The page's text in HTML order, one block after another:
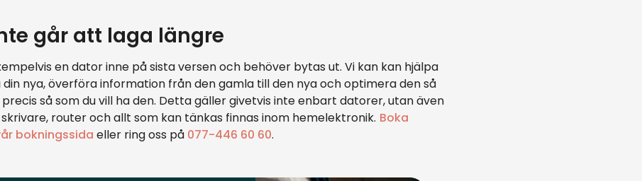
går att laga längre
en dator inne på sista versen och behöver bytas ut. Vi kan kan hjälpa
nya, överföra information från den gamla till den nya och optimera den så
så som du vill ha den. Detta gäller givetvis inte enbart datorer, utan även
router och allt som kan tänkas finnas inom hemelektronik. Boka
bokningssida eller ring oss på 077-446 60 60.